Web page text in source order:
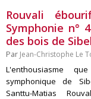
Rouvali
Symphonie n°
des bois de
Par Jean-Christophe Le
L'enthousiasme
symphonique de
Santtu-Matias